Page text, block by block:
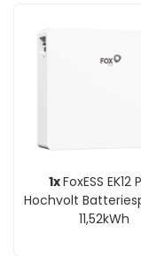
1xFoxESS EK12
Hochvolt
11,52kWh